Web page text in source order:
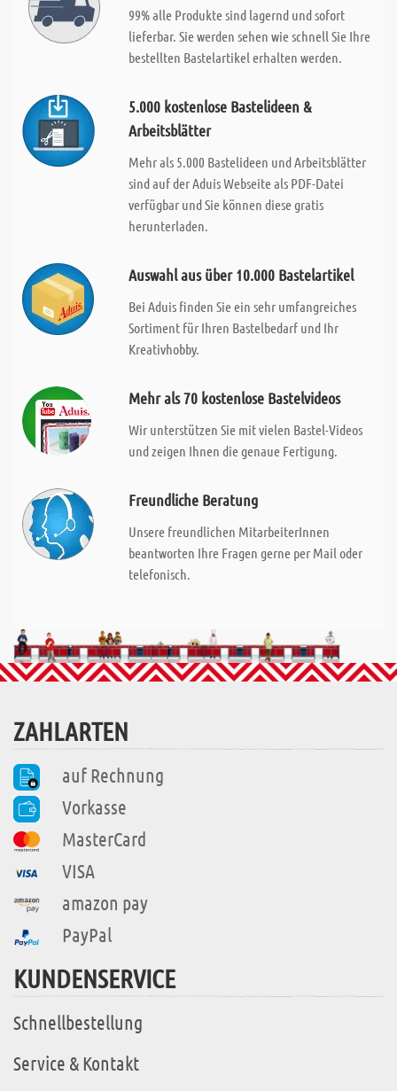
99% alle Produkte sind lagernd und sofort
lieferbar. Sie werden sehen wie schnell Sie Ihre
bestellten Bastelartikel erhalten werden.
5.000 kostenlose Bastelideen &
Arbeitsblätter
Mehr als 5.000 Bastelideen und Arbeitsblätter
sind auf der Aduis Webseite als PDF-Datei
verfügbar und Sie können diese gratis
herunterladen.
Auswahl aus über 10.000 Bastelartikel
Bei Aduis finden Sie ein sehr umfangreiches
Sortiment für Ihren Bastelbedarf und Ihr
Kreativhobby.
Mehr als 70 kostenlose Bastelvideos
Wir unterstützen Sie mit vielen Bastel-Videos
und zeigen Ihnen die genaue Fertigung.
Freundliche Beratung
Unsere freundlichen MitarbeiterInnen
beantworten Ihre Fragen gerne per Mail oder
telefonisch.
ZAHLARTEN
auf Rechnung
Vorkasse
MasterCard
VISA
amazon pay
PayPal
KUNDENSERVICE
Schnellbestellung
Service & Kontakt